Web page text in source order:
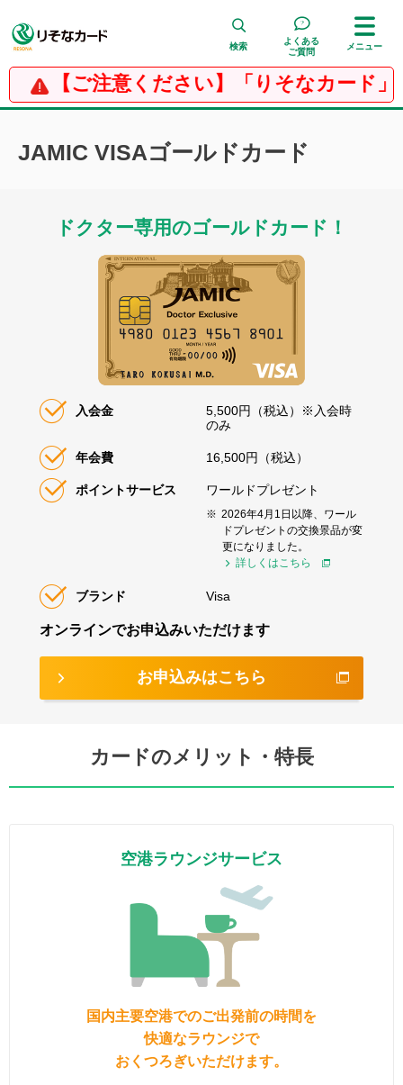
検索
よくある
ご質問
メニュー
検 索
【ご注意ください】「りそなカード」
JAMIC VISAゴールドカード
ドクター専用のゴールドカード！
入会金
5,500円（税込）※入会時
のみ
年会費 16,500円（税込）
ポイントサービス ワールドプレゼント
※ 2026年4月1日以降、ワール
ドプレゼントの交換景品が変
更になりました。
詳しくはこちら
ブランド Visa
オンラインでお申込みいただけます
お申込みはこちら
カードのメリット・特長
空港ラウンジサービス
国内主要空港でのご出発前の時間を
快適なラウンジで
おくつろぎいただけます。